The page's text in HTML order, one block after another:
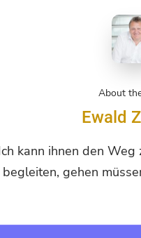
About
Ewald
kann ihnen den Weg
begleiten, gehen